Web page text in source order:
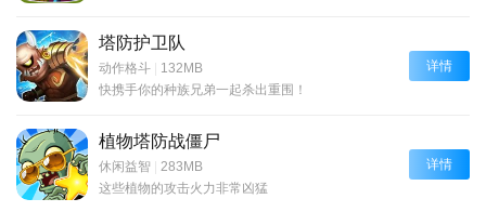
塔防护卫队
动作格斗 | 132MB
快携手你的种族兄弟一起杀出重围！
详情
植物塔防战僵尸
休闲益智 | 283MB
这些植物的攻击火力非常凶猛
详情